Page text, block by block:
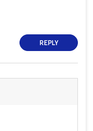
REPLY